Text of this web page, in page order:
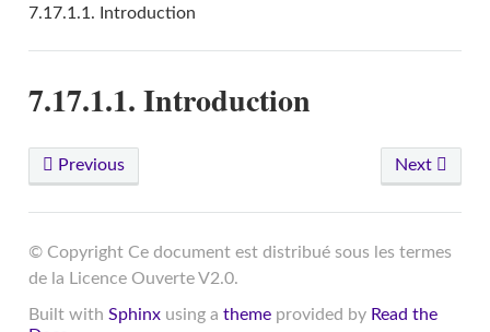
7.17.1.1. Introduction
7.17.1.1. Introduction
Previous Next
© Copyright Ce document est distribué sous les termes
de la Licence Ouverte V2.0.
Built with Sphinxusing a themeprovided by Read the